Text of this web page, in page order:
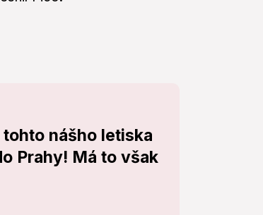
nášho letiska
Prahy! Má to však